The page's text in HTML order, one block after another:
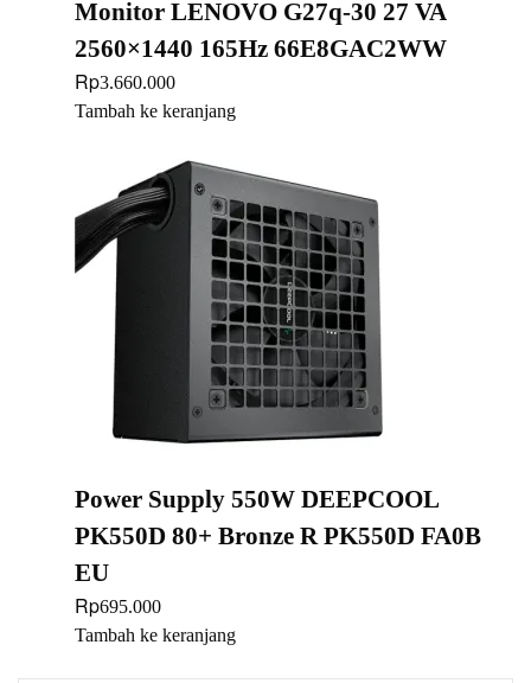
Monitor LENOVO G27q-30 27 VA
2560×1440 165Hz 66E8GAC2WW
Rp3.660.000
Tambah ke keranjang
Power Supply 550W DEEPCOOL
PK550D 80+ Bronze R PK550D FA0B
EU
Rp695.000
Tambah ke keranjang